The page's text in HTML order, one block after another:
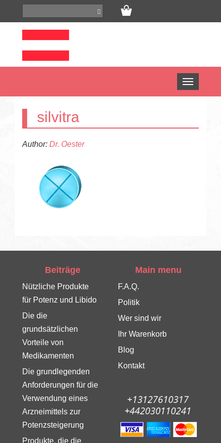
Open
menu
silvitra
Author: Dr. Oester
Beiträge
Nützliche Produkte
für Potenz und Libido
Die die
grundsätzlichen
Vorteile von
Medikamenten
Die grundlegenden
Anforderungen für die
Verwendung eines
Arzneimittels zur
Potenzsteigerung
Produkte, die die
Main menu
F.A.Q.
Politik
Wer sind wir
Ihr Warenkorb
Blog
Kontakt